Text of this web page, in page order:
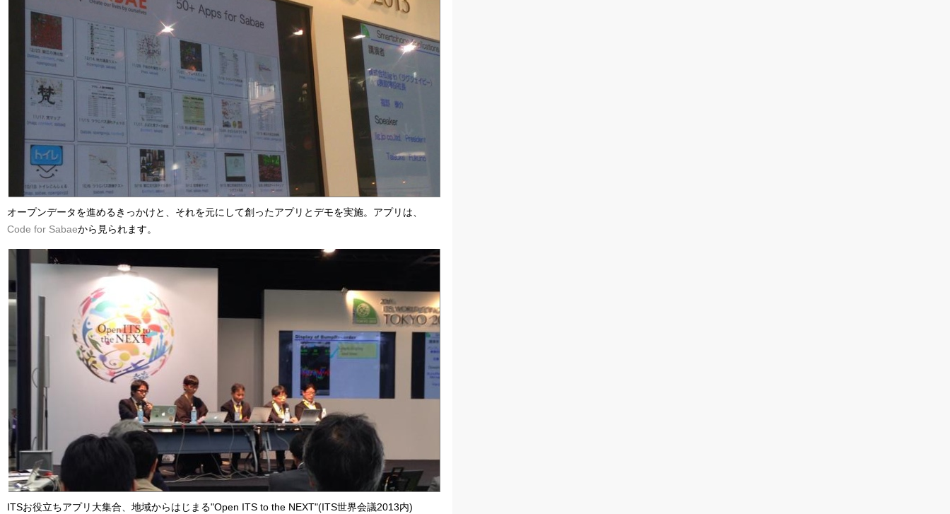
オープンデータを進めるきっかけと、それを元にして創ったアプリとデモを実施。アプリは、
Code for Sabaeから見られます。
ITSお役立ちアプリ大集合、地域からはじまる"Open ITS to the NEXT"(ITS世界会議2013内)